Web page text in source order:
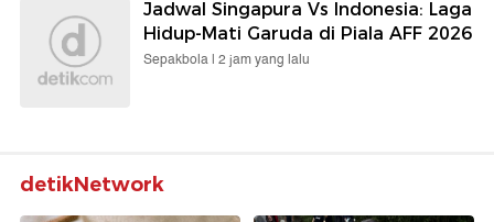
Jadwal Singapura Vs Indonesia: Laga
Hidup-Mati Garuda di Piala AFF 2026
Sepakbola | 2 jam yang lalu
detikNetwork